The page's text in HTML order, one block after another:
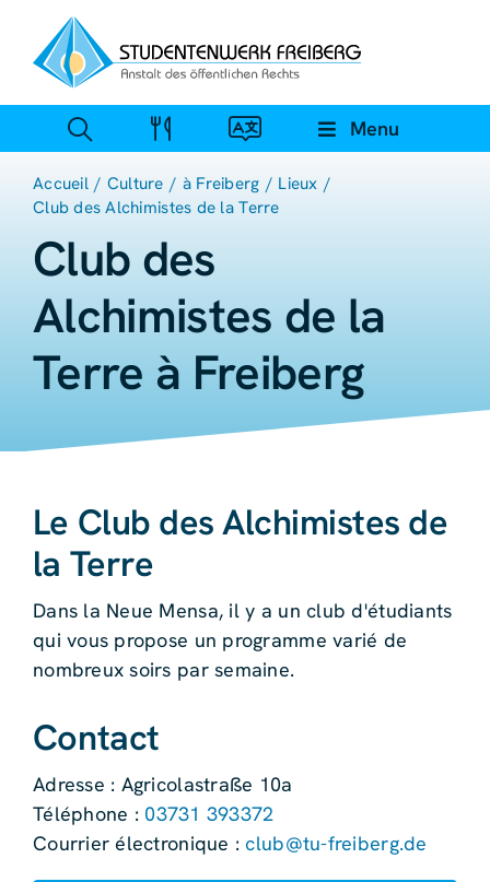
content
Menu
Accueil Culture à Freiberg
Lieux
Club des Alchimistes de la Terre
Club des
Alchimistes de la
Terre à Freiberg
Le Club des Alchimistes de
la Terre
Dans la Neue Mensa, il y a un club d'étudiants
qui vous propose un programme varié de
nombreux soirs par semaine.
Contact
Adresse : Agricolastraße 10a
Téléphone : 03731 393372
Courrier électronique :club@tu-freiberg.de